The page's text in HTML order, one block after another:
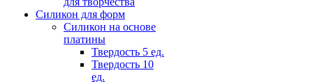
Силикон для форм
Силикон на основе
платины
Твердость 5 ед.
Твердость 10
ед.